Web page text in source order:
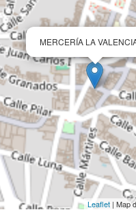
MERCERÍA LA
Leaflet | Map